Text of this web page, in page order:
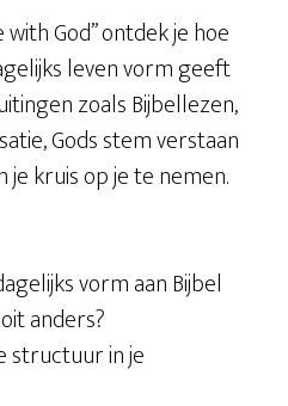
God’’ ontdek je hoe
leven vorm geeft
zoals Bijbellezen,
Gods stem verstaan
kruis op je te nemen.
vorm aan Bijbel
anders?
structuur in je